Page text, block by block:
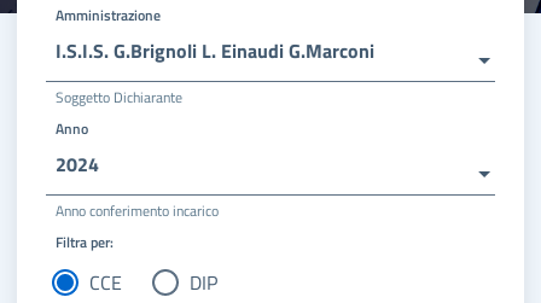
Amministrazione
I.S.I.S. G.Brignoli L. Einaudi G.Marconi
Soggetto Dichiarante
Anno
2024
Anno conferimento incarico
Filtra per:
CCE DIP